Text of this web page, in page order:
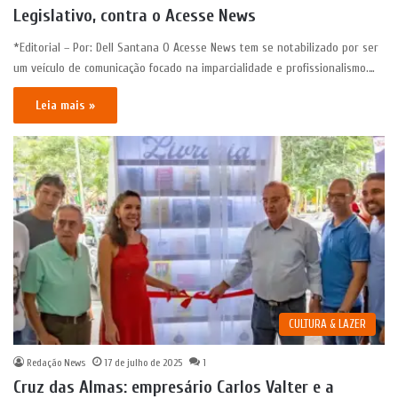
Legislativo, contra o Acesse News
*Editorial – Por: Dell Santana O Acesse News tem se notabilizado por ser
um veículo de comunicação focado na imparcialidade e profissionalismo.…
Leia mais »
CULTURA & LAZER
Redação News 17 de julho de 2025 1
Cruz das Almas: empresário Carlos Valter e a